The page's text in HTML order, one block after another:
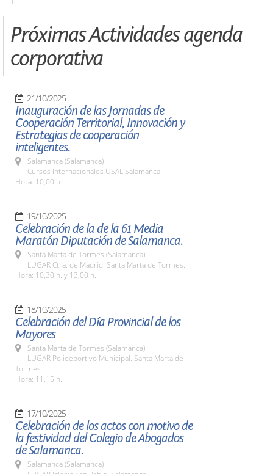
Próximas Actividades agenda
corporativa
21/10/2025
Inauguración de las Jornadas de
Cooperación Territorial, Innovación y
Estrategias de cooperación
inteligentes.
Salamanca (Salamanca)
Cursos Internacionales USAL Salamanca
Hora: 10,00 h.
19/10/2025
Celebración de la de la 61 Media
Maratón Diputación de Salamanca.
Santa Marta de Tormes (Salamanca)
LUGAR Ctra. de Madrid. Santa Marta de Tormes.
Hora: 10,30 h. y 13,00 h.
18/10/2025
Celebración del Día Provincial de los
Mayores
Santa Marta de Tormes (Salamanca)
LUGAR Polideportivo Municipal. Santa Marta de
Tormes
Hora: 11,15 h.
17/10/2025
Celebración de los actos con motivo de
la festividad del Colegio de Abogados
de Salamanca.
Salamanca (Salamanca)